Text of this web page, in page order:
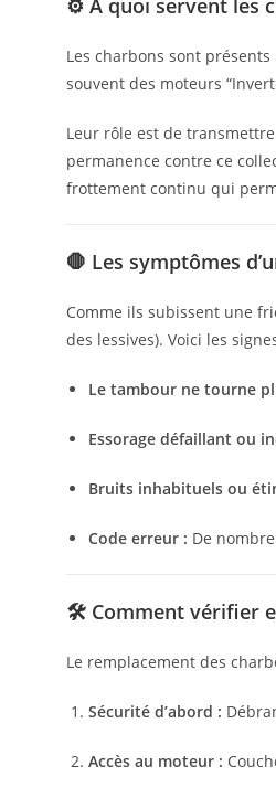
Les charbons sont
souvent des moteurs
Leur rôle est de
permanence contre ce
frottement continu qui
🛑 Les symptômes
Comme ils subissent une
des lessives). Voici les
Le tambour ne tourne
Essorage défaillant ou
Bruits inhabituels ou
Code erreur : De
🛠️ Comment vérifier
Le remplacement des
Sécurité d’abord :
Accès au moteur :